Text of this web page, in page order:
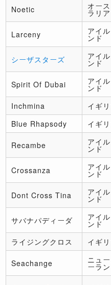
Noetic オース
ラリア
Larceny アイ
ンド
シーザスターズ アイ
ンド
Spirit Of Dubai アイ
ンド
Inchmina イギ
Blue Rhapsody
イギ
Recambe アイ
ンド
Crossanza アイ
ンド
Dont Cross Tina アイ
ンド
サバナパディーダ アイ
ンド
ライジングクロス イギ
Seachange ニュ
ーラ